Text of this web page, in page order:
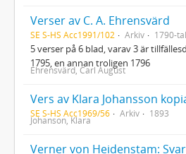
Verser av C. A. Ehrensvärd
SE S-HS Acc1991/102 Arkiv 1790-tal
5 verser på 6 blad, varav 3 är
1795, en annan troligen 1796
Ehrensvärd, Carl August
Vers av Klara Johansson
SE S-HS Acc1969/56 Arkiv 1893
Johanson, Klara